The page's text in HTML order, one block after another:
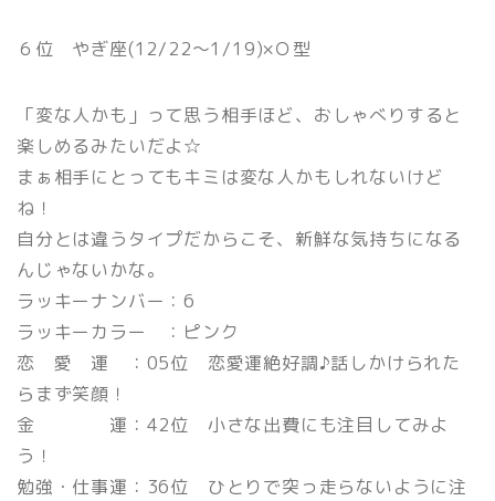
６位 やぎ座(12/22〜1/19)×Ｏ型
「変な人かも」って思う相手ほど、おしゃべりすると
楽しめるみたいだよ☆
まぁ相手にとってもキミは変な人かもしれないけど
ね！
自分とは違うタイプだからこそ、新鮮な気持ちになる
んじゃないかな。
ラッキーナンバー：6
ラッキーカラー ：ピンク
恋 愛 運 ：05位 恋愛運絶好調♪話しかけられた
らまず笑顔！
金 運：42位 小さな出費にも注目してみよ
う！
勉強・仕事運：36位 ひとりで突っ走らないように注